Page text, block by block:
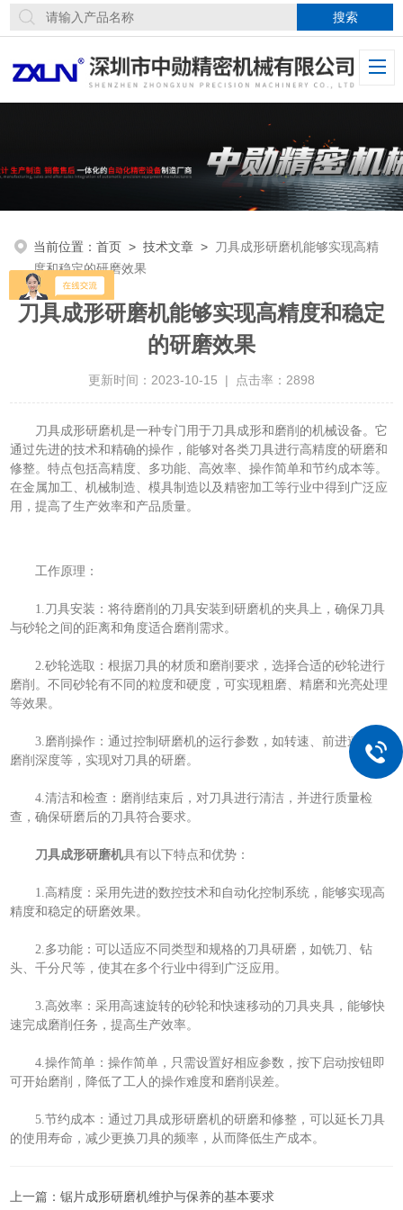
当前位置：首页 >技术文章 > 刀具成形研磨机能够实现高精
度和稳定的研磨效果
刀具成形研磨机能够实现高精度和稳定
的研磨效果
更新时间：2023-10-15 | 点击率：2898
刀具成形研磨机是一种专门用于刀具成形和磨削的机械设备。它
通过先进的技术和精确的操作，能够对各类刀具进行高精度的研磨和
修整。特点包括高精度、多功能、高效率、操作简单和节约成本等。
在金属加工、机械制造、模具制造以及精密加工等行业中得到广泛应
用，提高了生产效率和产品质量。
工作原理：
1.刀具安装：将待磨削的刀具安装到研磨机的夹具上，确保刀具
与砂轮之间的距离和角度适合磨削需求。
2.砂轮选取：根据刀具的材质和磨削要求，选择合适的砂轮进行
磨削。不同砂轮有不同的粒度和硬度，可实现粗磨、精磨和光亮处理
等效果。
3.磨削操作：通过控制研磨机的运行参数，如转速、前进速度、
磨削深度等，实现对刀具的研磨。
4.清洁和检查：磨削结束后，对刀具进行清洁，并进行质量检
查，确保研磨后的刀具符合要求。
刀具成形研磨机具有以下特点和优势：
1.高精度：采用先进的数控技术和自动化控制系统，能够实现高
精度和稳定的研磨效果。
2.多功能：可以适应不同类型和规格的刀具研磨，如铣刀、钻
头、千分尺等，使其在多个行业中得到广泛应用。
3.高效率：采用高速旋转的砂轮和快速移动的刀具夹具，能够快
速完成磨削任务，提高生产效率。
4.操作简单：操作简单，只需设置好相应参数，按下启动按钮即
可开始磨削，降低了工人的操作难度和磨削误差。
5.节约成本：通过刀具成形研磨机的研磨和修整，可以延长刀具
的使用寿命，减少更换刀具的频率，从而降低生产成本。
上一篇：锯片成形研磨机维护与保养的基本要求